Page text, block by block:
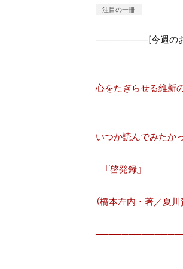
注目の一冊
────────[今週の
心をたぎらせる維新
いつか読んでみたか
『啓発録』
（橋本左内・著／夏